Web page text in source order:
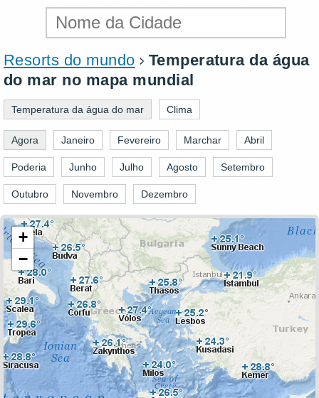
Resorts do mundo
Temperatura da água
do mar no mapa mundial
Temperatura da água do mar Clima
Agora Janeiro Fevereiro Marchar Abril
Poderia Junho Julho Agosto Setembro
Outubro Novembro Dezembro
+
−